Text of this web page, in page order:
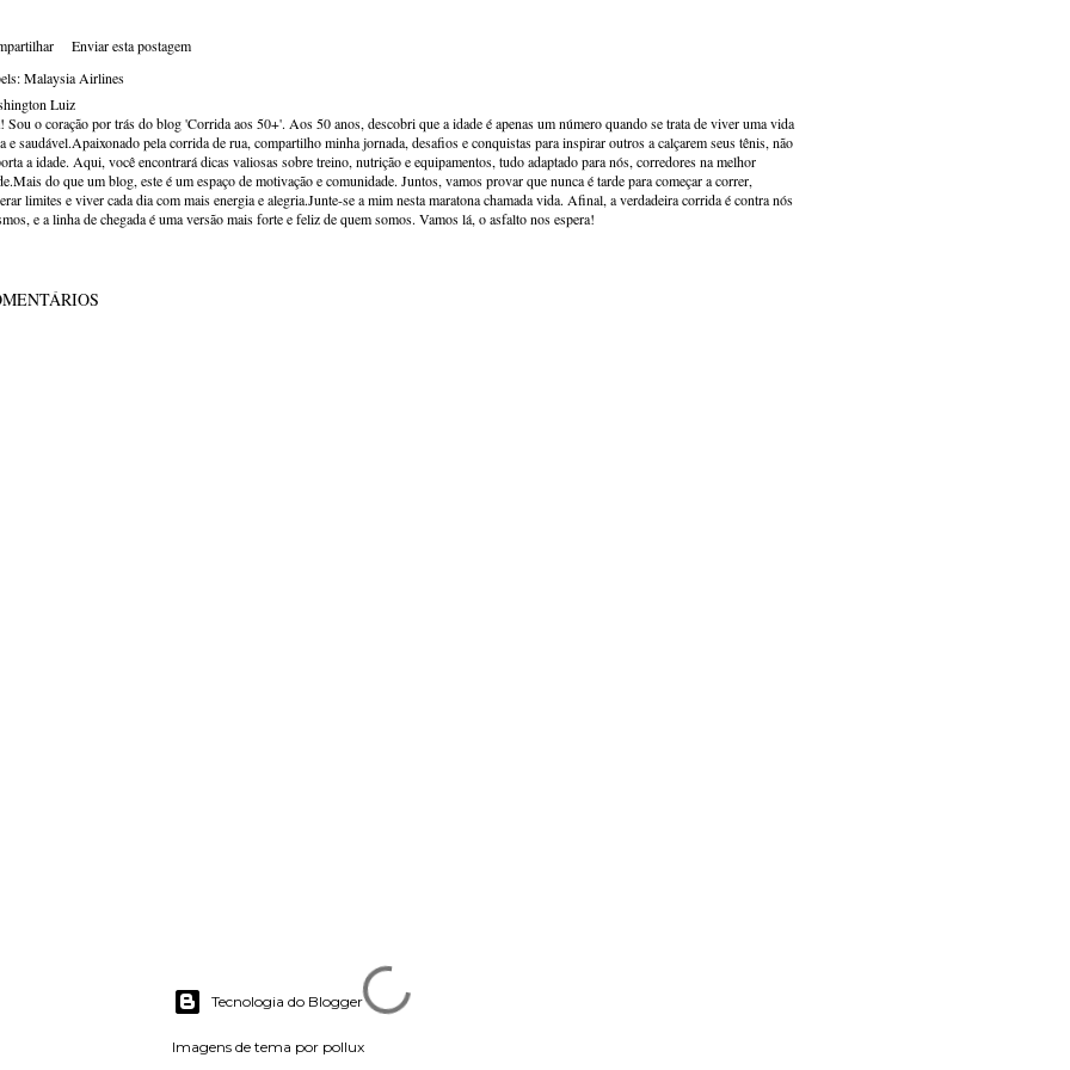
Enviar esta postagem
Malaysia Airlines
Luiz
Sou o coração por trás do blog 'Corrida aos 50+'. Aos 50 anos, descobri que a idade é apenas um número quando se trata de viver uma vida
e saudável.Apaixonado pela corrida de rua, compartilho minha jornada, desafios e conquistas para inspirar outros a calçarem seus tênis, não
a idade. Aqui, você encontrará dicas valiosas sobre treino, nutrição e equipamentos, tudo adaptado para nós, corredores na melhor
do que um blog, este é um espaço de motivação e comunidade. Juntos, vamos provar que nunca é tarde para começar a correr,
limites e viver cada dia com mais energia e alegria.Junte-se a mim nesta maratona chamada vida. Afinal, a verdadeira corrida é contra nós
e a linha de chegada é uma versão mais forte e feliz de quem somos. Vamos lá, o asfalto nos espera!
Tecnologia do Blogger
Imagens de tema por pollux